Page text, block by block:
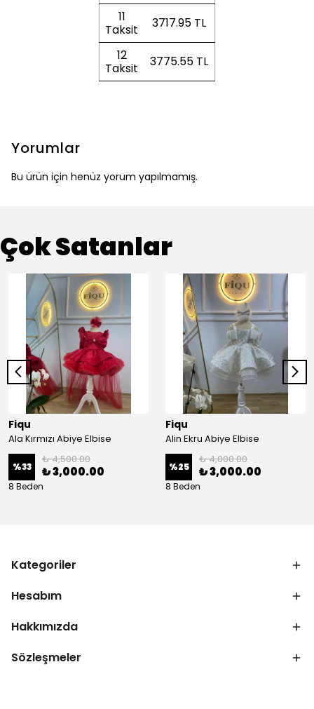
11
Taksit
3717.95 TL
12
Taksit
3775.55 TL
Yorumlar
Bu ürün için henüz yorum yapılmamış.
Çok Satanlar
Fiqu
Ala Kırmızı Abiye Elbise
%33
₺ 4,500.00
₺ 3,000.00
8 Beden
Fiqu
Alin Ekru Abiye Elbise
%25
₺ 4,000.00
₺ 3,000.00
8 Beden
Kategoriler
Hesabım
Hakkımızda
Sözleşmeler